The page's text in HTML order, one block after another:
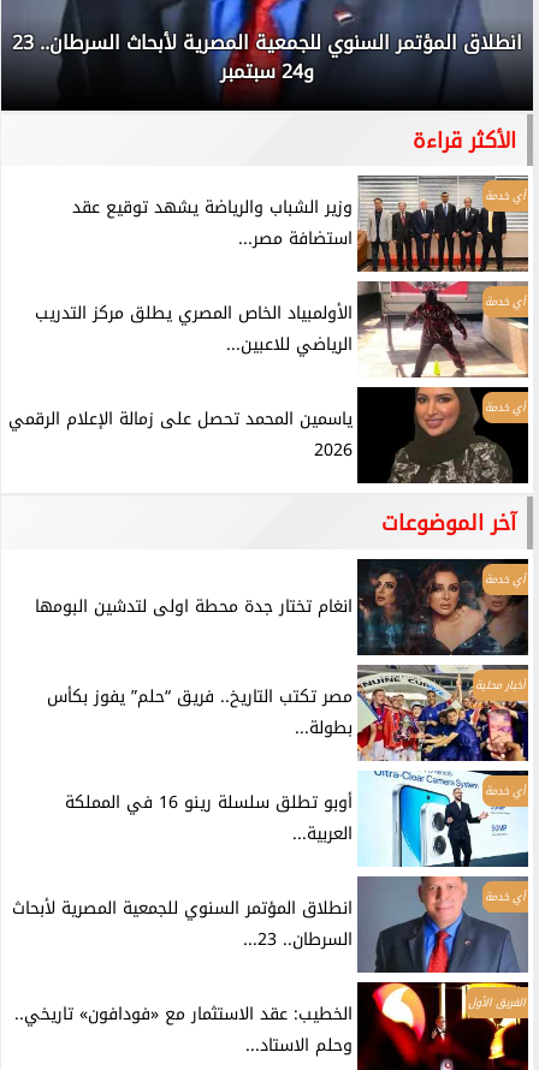
انطلاق المؤتمر السنوي للجمعية المصرية لأبحاث السرطان.. 23
و24 سبتمبر
الأكثر قراءة
أي خدمة
وزير الشباب والرياضة يشهد توقيع عقد
استضافة مصر...
أي خدمة
الأولمبياد الخاص المصري يطلق مركز التدريب
الرياضي للاعبين...
أي خدمة
ياسمين المحمد تحصل على زمالة الإعلام الرقمي
2026
آخر الموضوعات
أي خدمة
انغام تختار جدة محطة اولى لتدشين البومها
أخبار محلية
مصر تكتب التاريخ.. فريق “حلم” يفوز بكأس
بطولة...
أي خدمة
أوبو تطلق سلسلة رينو 16 في المملكة
العربية...
أي خدمة
انطلاق المؤتمر السنوي للجمعية المصرية لأبحاث
السرطان.. 23...
الفريق الأول
الخطيب: عقد الاستثمار مع «فودافون» تاريخي..
وحلم الاستاد...